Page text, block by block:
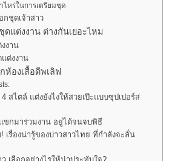
ไหร่ในการเตรียมชุด
กชุดเจ้าสาว
ดแต่งงาน ต่างกันเยอะไหม
งาน
ต่งงาน
ห้องเสื้อดีพเลิฟ
สไตล์ แต่งยังไงให้สวยเป๊ะแบบซุปเปอร์ส
ขกมาร่วมงาน อยู่ได้จนจบพิธี
เรื่องน่ารู้ของบ่าวสาวไทย ที่กำลังจะลั่น